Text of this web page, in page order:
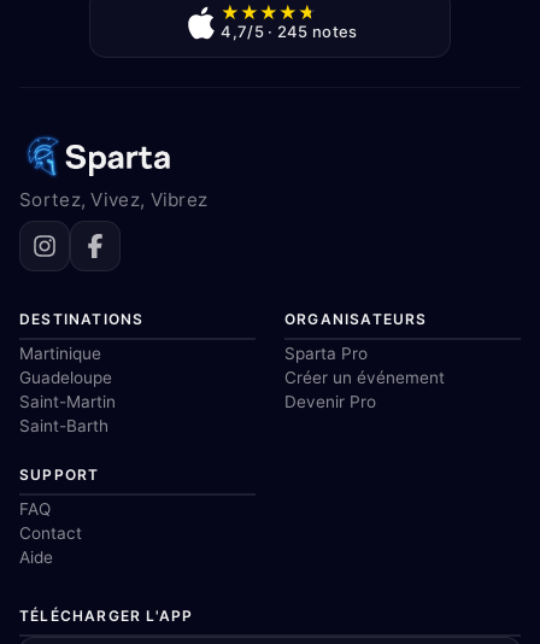
★★★★★
4,7/5 · 245 notes
Sortez, Vivez, Vibrez
DESTINATIONS
Martinique
Guadeloupe
Saint-Martin
Saint-Barth
ORGANISATEURS
Sparta Pro
Créer un événement
Devenir Pro
SUPPORT
FAQ
Contact
Aide
TÉLÉCHARGER L'APP